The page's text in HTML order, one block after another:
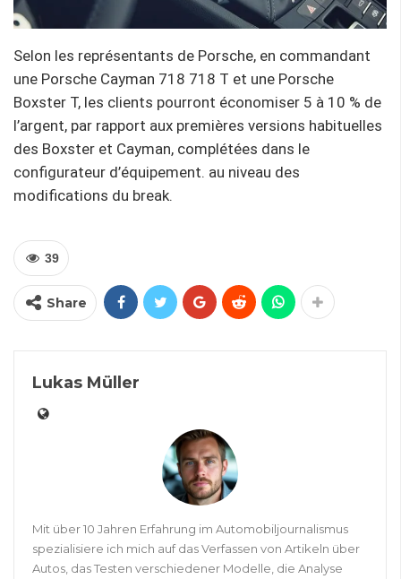
Selon les représentants de Porsche, en commandant
une Porsche Cayman 718 718 T et une Porsche
Boxster T, les clients pourront économiser 5 à 10 % de
l’argent, par rapport aux premières versions habituelles
des Boxster et Cayman, complétées dans le
configurateur d’équipement. au niveau des
modifications du break.
39
Share
Lukas Müller
Mit über 10 Jahren Erfahrung im Automobiljournalismus
spezialisiere ich mich auf das Verfassen von Artikeln über
Autos, das Testen verschiedener Modelle, die Analyse